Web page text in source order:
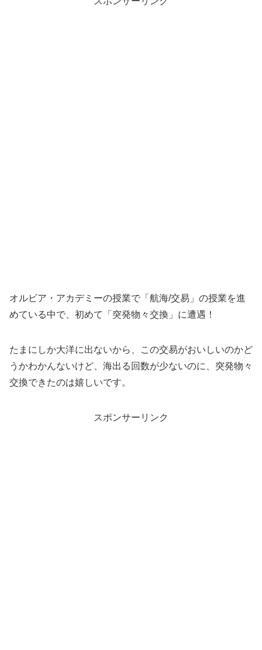
オルビア・アカデミーの授業で「航海/交易」の授業を進
めている中で、初めて「突発物々交換」に遭遇！
たまにしか大洋に出ないから、この交易がおいしいのかど
うかわかんないけど、海出る回数が少ないのに、突発物々
交換できたのは嬉しいです。
スポンサーリンク